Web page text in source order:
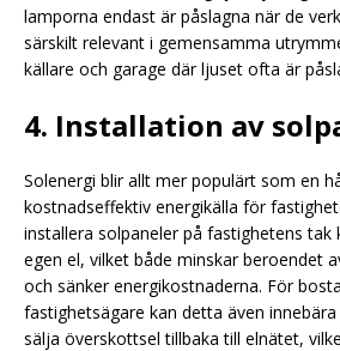
lamporna endast är påslagna när de
särskilt relevant i gemensamma
källare och garage där ljuset ofta är
4. Installation av
Solenergi blir allt mer populärt som en
kostnadseffektiv energikälla för
installera solpaneler på fastighetens tak
egen el, vilket både minskar beroendet
och sänker energikostnaderna. För
fastighetsägare kan detta även
sälja överskottsel tillbaka till elnätet,